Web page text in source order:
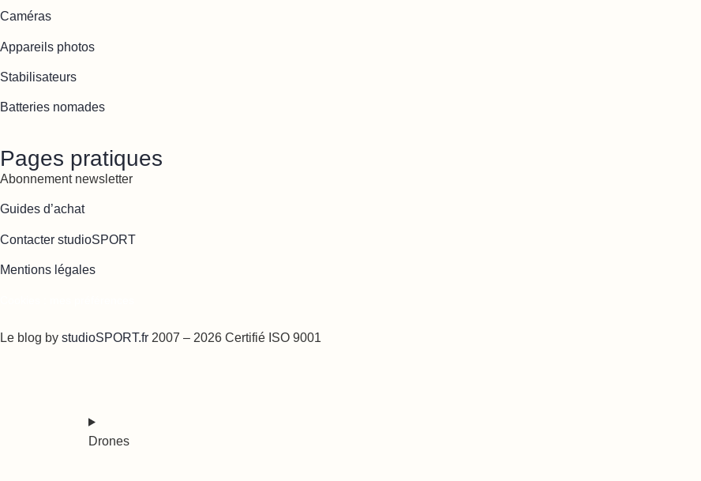
Caméras
Appareils photos
Stabilisateurs
Batteries nomades
Pages pratiques
Abonnement newsletter
Guides d’achat
Contacter studioSPORT
Mentions légales
Le blog by studioSPORT.fr 2007 – 2026 Certifié ISO 9001
Drones